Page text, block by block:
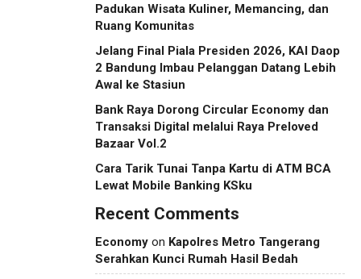
Padukan Wisata Kuliner, Memancing, dan
Ruang Komunitas
Jelang Final Piala Presiden 2026, KAI Daop
2 Bandung Imbau Pelanggan Datang Lebih
Awal ke Stasiun
Bank Raya Dorong Circular Economy dan
Transaksi Digital melalui Raya Preloved
Bazaar Vol.2
Cara Tarik Tunai Tanpa Kartu di ATM BCA
Lewat Mobile Banking KSku
Recent Comments
Economy on Kapolres Metro Tangerang
Serahkan Kunci Rumah Hasil Bedah